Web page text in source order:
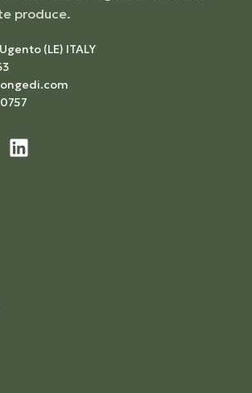
produce.
(LE) ITALY